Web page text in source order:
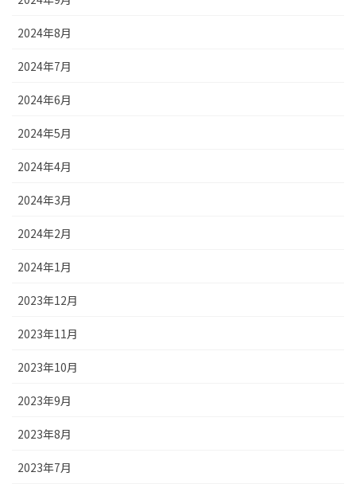
2024年8月
2024年7月
2024年6月
2024年5月
2024年4月
2024年3月
2024年2月
2024年1月
2023年12月
2023年11月
2023年10月
2023年9月
2023年8月
2023年7月